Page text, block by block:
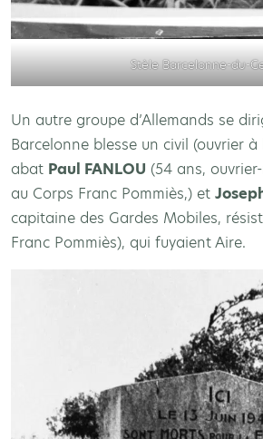
Stèle Barcelonne-du-
Un autre groupe d’Allemands se
Barcelonne blesse un civil (ouvrier
abat Paul FANLOU (54 ans,
au Corps Franc Pommiès,) et
capitaine des Gardes Mobiles,
Franc Pommiès), qui fuyaient Aire.